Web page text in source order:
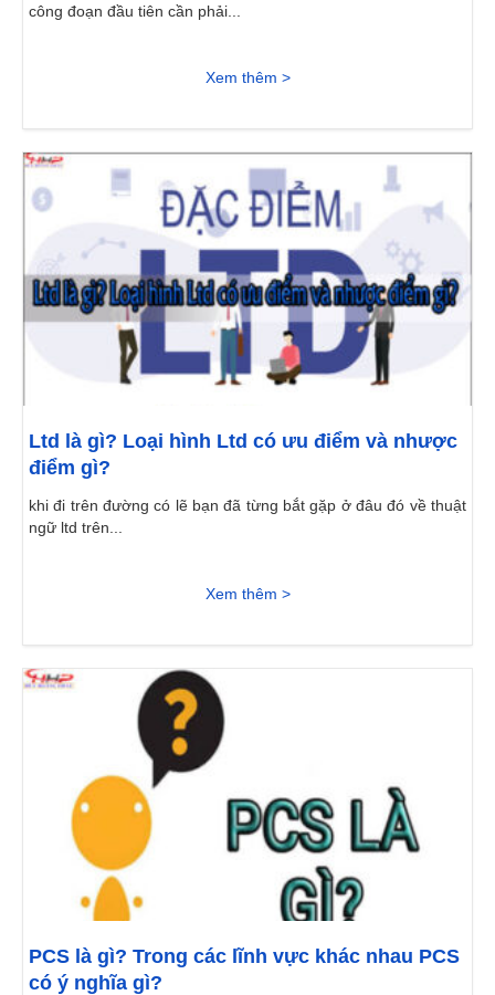
công đoạn đầu tiên cần phải...
Xem thêm >
Ltd là gì? Loại hình Ltd có ưu điểm và nhược
điểm gì?
khi đi trên đường có lẽ bạn đã từng bắt gặp ở đâu đó về thuật
ngữ ltd trên...
Xem thêm >
PCS là gì? Trong các lĩnh vực khác nhau PCS
có ý nghĩa gì?